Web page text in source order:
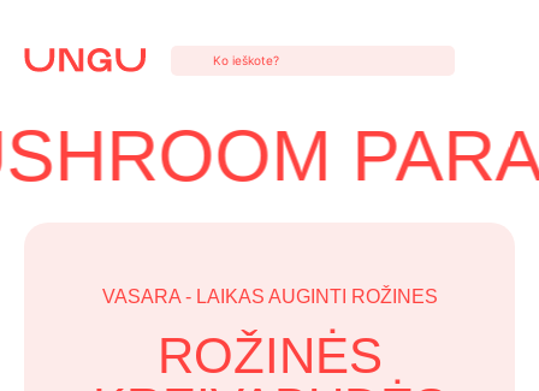
prie
turinio
VASARA - LAIKAS AUGINTI ROŽINES
ROŽINĖS